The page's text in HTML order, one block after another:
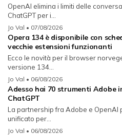
OpenAI elimina i limiti delle
ChatGPT per i...
Jo Val • 07/08/2026
Opera 134 è disponibile con
vecchie estensioni funzionanti
Ecco le novità per il browser
versione 134...
Jo Val • 06/08/2026
Adesso hai 70 strumenti Adobe
ChatGPT
La partnership fra Adobe e OpenAI
unificato per...
Jo Val • 06/08/2026